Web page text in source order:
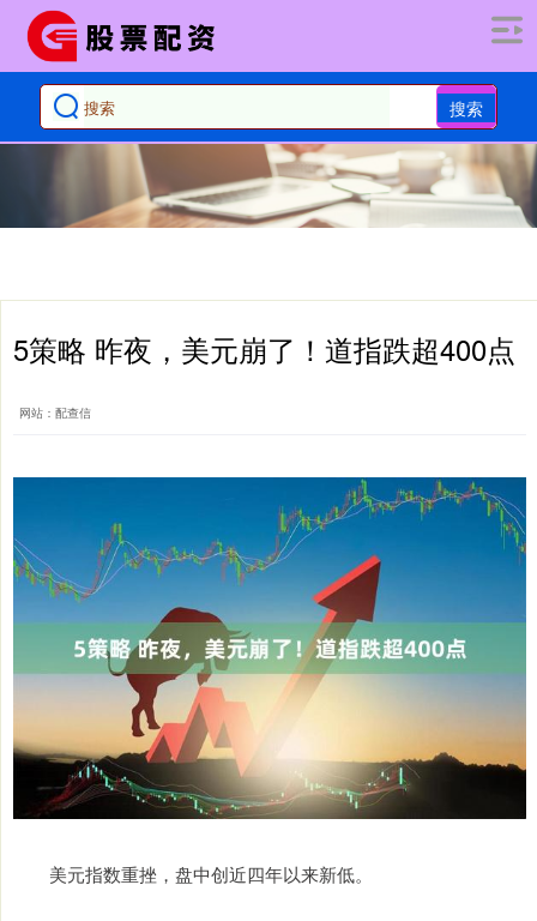
搜索
5策略 昨夜，美元崩了！道指跌超400点
网站：配查信
美元指数重挫，盘中创近四年以来新低。